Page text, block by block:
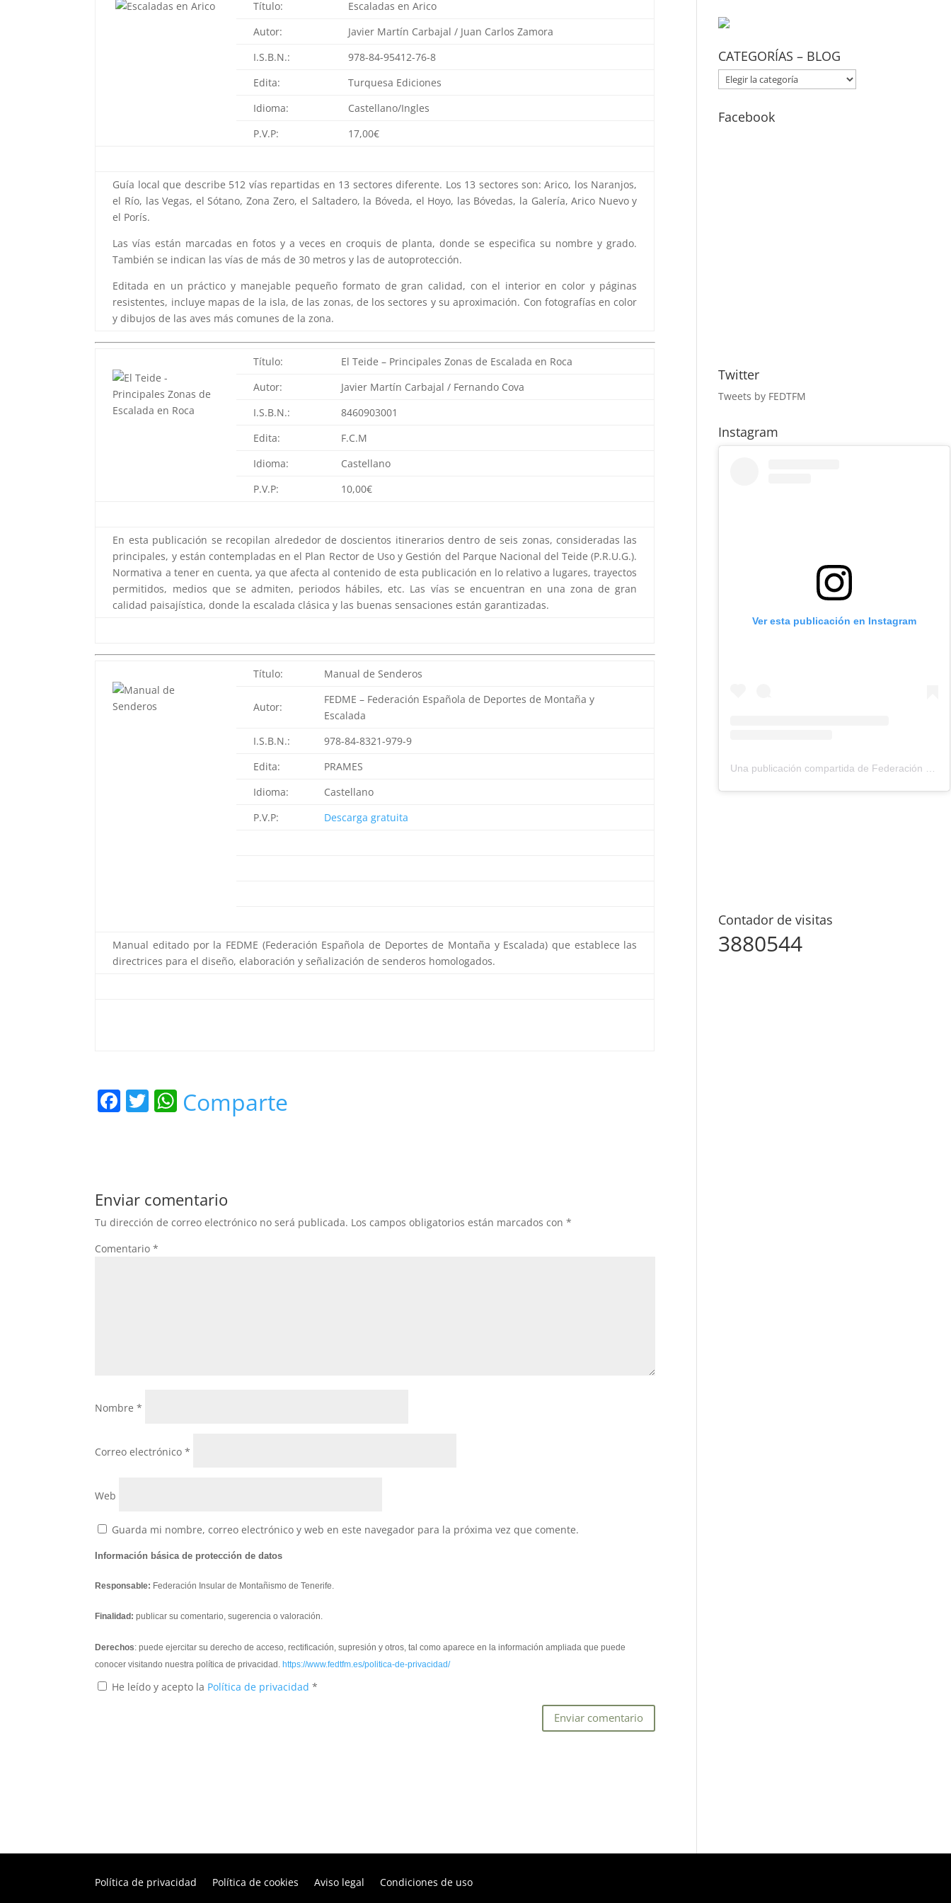
Título:
Escaladas en Arico
Autor:
Javier Martín Carbajal / Juan Carlos Zamora
I.S.B.N.:
978-84-95412-76-8
Edita:
Turquesa Ediciones
Idioma:
Castellano/Ingles
P.V.P:
17,00€
Guía local que describe 512 vías repartidas en 13 sectores diferente. Los 13 sectores son: Arico, los Naranjos,
el Río, las Vegas, el Sótano, Zona Zero, el Saltadero, la Bóveda, el Hoyo, las Bóvedas, la Galería, Arico Nuevo y
el Porís.
Las vías están marcadas en fotos y a veces en croquis de planta, donde se especifica su nombre y grado.
También se indican las vías de más de 30 metros y las de autoprotección.
Editada en un práctico y manejable pequeño formato de gran calidad, con el interior en color y páginas
resistentes, incluye mapas de la isla, de las zonas, de los sectores y su aproximación. Con fotografías en color
y dibujos de las aves más comunes de la zona.
Título:
El Teide – Principales Zonas de Escalada en Roca
Autor:
Javier Martín Carbajal / Fernando Cova
I.S.B.N.:
8460903001
Edita:
F.C.M
Idioma:
Castellano
P.V.P:
10,00€
En esta publicación se recopilan alrededor de doscientos itinerarios dentro de seis zonas, consideradas las
principales, y están contempladas en el Plan Rector de Uso y Gestión del Parque Nacional del Teide (P.R.U.G.).
Normativa a tener en cuenta, ya que afecta al contenido de esta publicación en lo relativo a lugares, trayectos
permitidos, medios que se admiten, periodos hábiles, etc. Las vías se encuentran en una zona de gran
calidad paisajística, donde la escalada clásica y las buenas sensaciones están garantizadas.
Título: Manual de Senderos
Autor:
FEDME – Federación Española de Deportes de Montaña y
Escalada
I.S.B.N.:
978-84-8321-979-9
Edita:
PRAMES
Idioma:
Castellano
P.V.P:
Descarga gratuita
Manual editado por la FEDME (Federación Española de Deportes de Montaña y Escalada) que establece las
directrices para el diseño, elaboración y señalización de senderos homologados.
F
b
o
o
k
T W
A
p
p
Comparte
Enviar comentario
Tu dirección de correo electrónico no será publicada. Los campos obligatorios están marcados con*
Comentario*
Nombre*
Correo electrónico*
Web
Guarda mi nombre, correo electrónico y web en este navegador para la próxima vez que comente.
Información básica de protección de datos
Responsable: Federación Insular de Montañismo de Tenerife.
Finalidad: publicar su comentario, sugerencia o valoración.
Derechos: puede ejercitar su derecho de acceso, rectificación, supresión y otros, tal como aparece en la información ampliada que puede
conocer visitando nuestra política de privacidad.https://www.fedtfm.es/politica-de-privacidad/
He leído y acepto la Política de privacidad*
CATEGORÍAS – BLOG
CATEGORÍAS
–
BLOG
Facebook
Twitter
Tweets by FEDTFM
Instagram
Ver esta publicación en Instagram
Contador de visitas
3880544
Política de privacidad Política de cookies Aviso legal Condiciones de uso